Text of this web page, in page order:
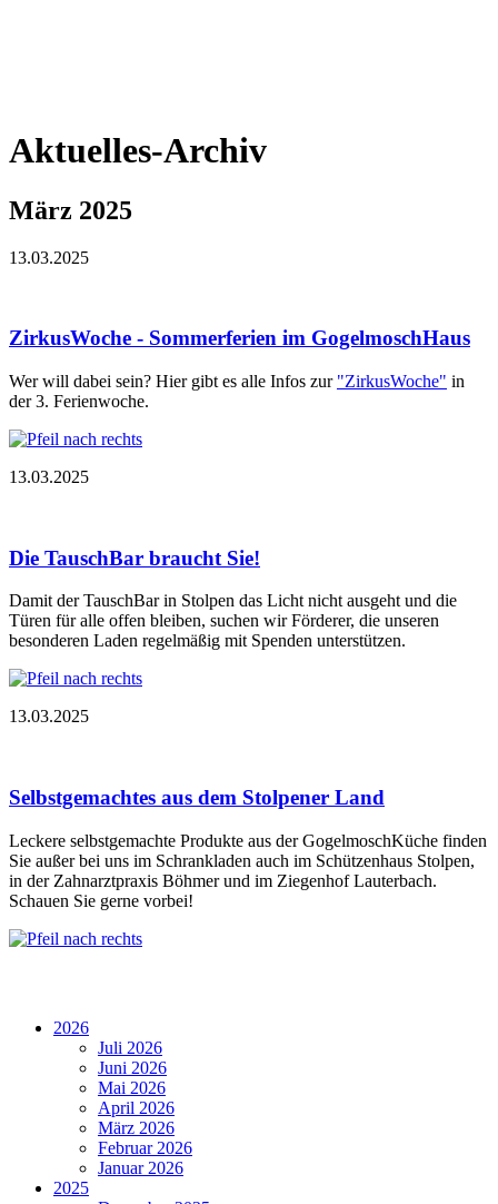
Aktuelles-Archiv
März 2025
13.03.2025
ZirkusWoche - Sommerferien im GogelmoschHaus
Wer will dabei sein? Hier gibt es alle Infos zur "ZirkusWoche" in
der 3. Ferienwoche.
13.03.2025
Die TauschBar braucht Sie!
Damit der TauschBar in Stolpen das Licht nicht ausgeht und die
Türen für alle offen bleiben, suchen wir Förderer, die unseren
besonderen Laden regelmäßig mit Spenden unterstützen.
13.03.2025
Selbstgemachtes aus dem Stolpener Land
Leckere selbstgemachte Produkte aus der GogelmoschKüche finden
Sie außer bei uns im Schrankladen auch im Schützenhaus Stolpen,
in der Zahnarztpraxis Böhmer und im Ziegenhof Lauterbach.
Schauen Sie gerne vorbei!
2026
Juli 2026
Juni 2026
Mai 2026
April 2026
März 2026
Februar 2026
Januar 2026
2025